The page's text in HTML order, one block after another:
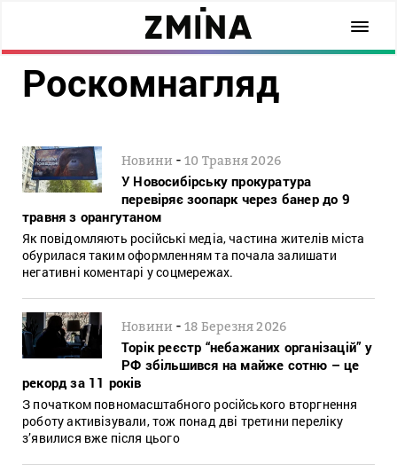
Роскомнагляд
Новини -10 Травня 2026
У Новосибірську прокуратура
перевіряє зоопарк через банер до 9
травня з орангутаном
Як повідомляють російські медіа, частина жителів міста
обурилася таким оформленням та почала залишати
негативні коментарі у соцмережах.
Новини -18 Березня 2026
Торік реєстр “небажаних організацій” у
РФ збільшився на майже сотню – це
рекорд за 11 років
З початком повномасштабного російського вторгнення
роботу активізували, тож понад дві третини переліку
з’явилися вже після цього